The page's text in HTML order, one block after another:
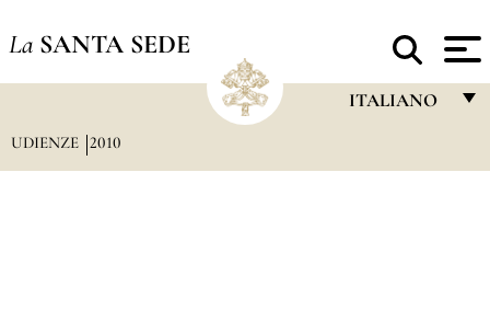
La SANTA SEDE
ITALIANO
UDIENZE 2010